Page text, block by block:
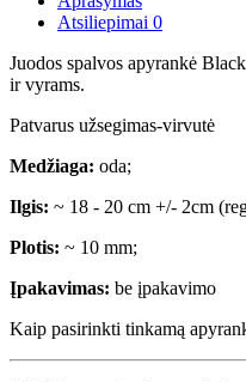
Atsiliepimai 0
Juodos spalvos apyrankė
ir vyrams.
Patvarus užsegimas-virvutė
Medžiaga: oda;
Ilgis: ~ 18 - 20 cm +/- 2cm
Plotis: ~ 10 mm;
Įpakavimas: be įpakavimo
Kaip pasirinkti tinkamą